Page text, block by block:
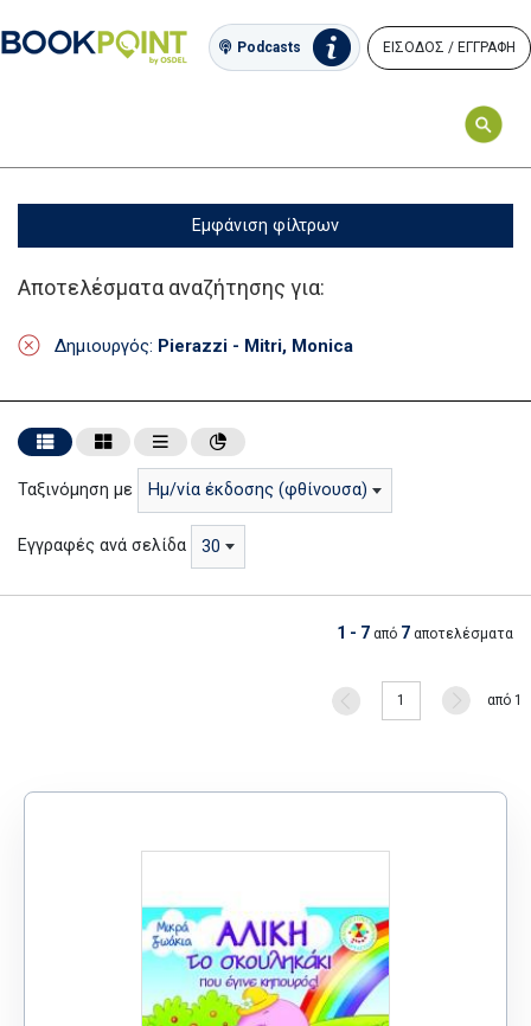
Podcasts ΕΙΣΟΔΟΣ / ΕΓΓΡΑΦΗ
Εμφάνιση φίλτρων
Αποτελέσματα αναζήτησης για:
Δημιουργός: Pierazzi - Mitri, Monica
Ταξινόμηση με Ημ/νία έκδοσης (φθίνουσα)
Εγγραφές ανά σελίδα 30
1 - 7 από 7 αποτελέσματα
1 από 1